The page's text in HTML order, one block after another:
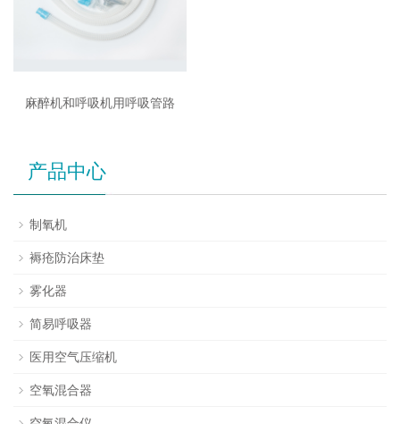
麻醉机和呼吸机用呼吸管路
产品中心
制氧机
褥疮防治床垫
雾化器
简易呼吸器
医用空气压缩机
空氧混合器